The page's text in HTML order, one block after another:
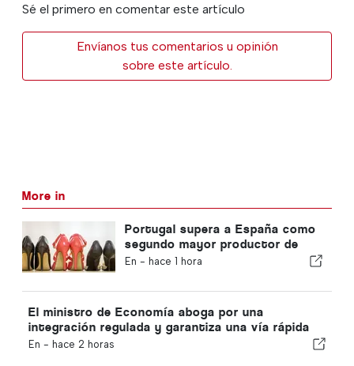
Sé el primero en comentar este artículo
Envíanos tus comentarios u opinión
sobre este artículo.
More in
Portugal supera a España como
segundo mayor productor de
calzado de Europa
En - hace 1 hora
El ministro de Economía aboga por una
integración regulada y garantiza una vía rápida
para los inmigrantes
En - hace 2 horas